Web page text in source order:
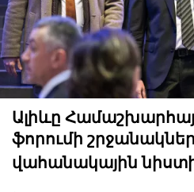
Ալիևը
ֆորումի
վահանակային